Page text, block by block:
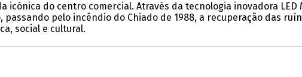
do centro comercial. Através da tecnologia inovadora
pelo incêndio do Chiado de 1988, a recuperação das
social e cultural.